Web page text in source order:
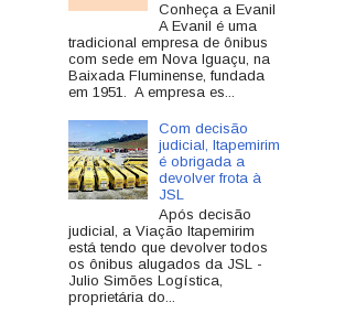
Conheça a Evanil
A Evanil é uma
tradicional empresa de ônibus
com sede em Nova Iguaçu, na
Baixada Fluminense, fundada
em 1951. A empresa es...
Com decisão
judicial, Itapemirim
é obrigada a
devolver frota à
JSL
Após decisão
judicial, a Viação Itapemirim
está tendo que devolver todos
os ônibus alugados da JSL -
Julio Simões Logística,
proprietária do...